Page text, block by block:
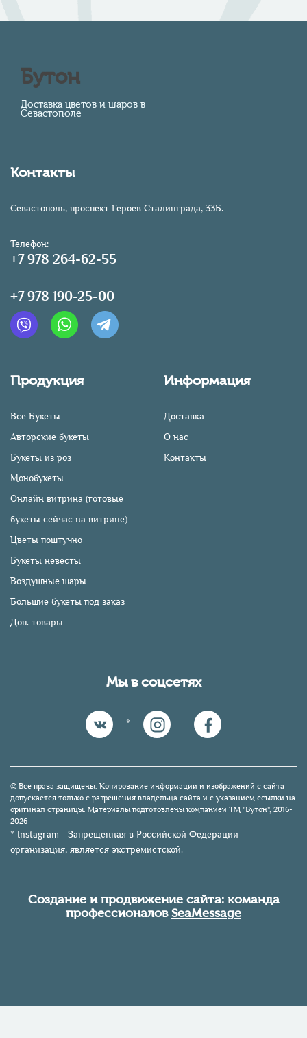
Бутон
Доставка цветов и шаров в
Севастополе
Контакты
Севастополь, проспект Героев Сталинграда, 33Б.
Телефон:
+7 978 264-62-55
+7 978 190-25-00
Продукция
Все Букеты
Авторские букеты
Букеты из роз
Монобукеты
Онлайн витрина (готовые
букеты сейчас на витрине)
Цветы поштучно
Букеты невесты
Воздушные шары
Большие букеты под заказ
Доп. товары
Информация
Доставка
О нас
Контакты
Мы в соцсетях
*
© Все права защищены. Копирование информации и изображений с сайта
допускается только с разрешения владельца сайта и с указанием ссылки на
оригинал страницы. Материалы подготовлены компанией TM "Бутон", 2016-
2026
* Instagram - Запрещенная в Российской Федерации
организация, является экстремистской.
Создание и продвижение сайта: команда
профессионаловSeaMessage